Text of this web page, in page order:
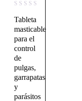
Tableta
masticable
para el
control
de
pulgas,
garrapatas
y
parásitos